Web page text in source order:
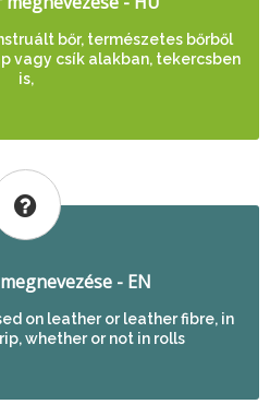
bőr, természetes bőrből
vagy csík alakban, tekercsben
is,
- EN
on leather or leather fibre, in
whether or not in rolls